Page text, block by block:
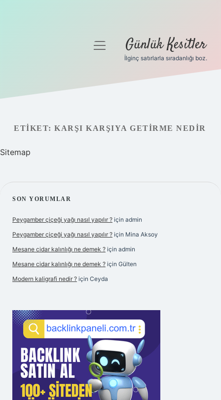
Hakkımızda
menüyü
Günlük Kesitler
İlginç satırlarla sıradanlığı boz.
ETIKET: KARŞI KARŞIYA GETIRME NEDIR
Sitemap
SIDEBAR
SON YORUMLAR
Peygamber çiçeği yağı nasıl yapılır ? için admin
Peygamber çiçeği yağı nasıl yapılır ? için Mina Aksoy
Mesane cidar kalınlığı ne demek ? için admin
Mesane cidar kalınlığı ne demek ? için Gülten
Modern kaligrafi nedir ? için Ceyda